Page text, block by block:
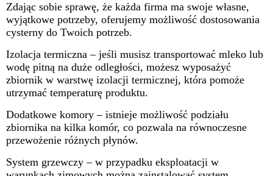
Zdając sobie sprawę, że każda firma ma swoje własne,
wyjątkowe potrzeby, oferujemy możliwość dostosowania
cysterny do Twoich potrzeb.
Izolacja termiczna – jeśli musisz transportować mleko lub
wodę pitną na duże odległości, możesz wyposażyć
zbiornik w warstwę izolacji termicznej, która pomoże
utrzymać temperaturę produktu.
Dodatkowe komory – istnieje możliwość podziału
zbiornika na kilka komór, co pozwala na równoczesne
przewożenie różnych płynów.
System grzewczy – w przypadku eksploatacji w